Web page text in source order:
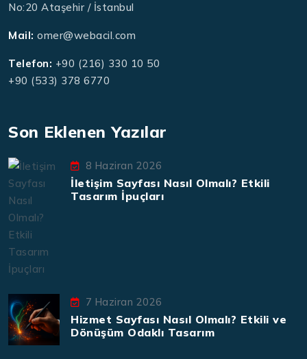
No:20 Ataşehir / İstanbul
Mail: omer@webacil.com
Telefon: +90 (216) 330 10 50
+90 (533) 378 6770
Son Eklenen Yazılar
8 Haziran 2026
İletişim Sayfası Nasıl Olmalı? Etkili
Tasarım İpuçları
7 Haziran 2026
Hizmet Sayfası Nasıl Olmalı? Etkili ve
Dönüşüm Odaklı Tasarım